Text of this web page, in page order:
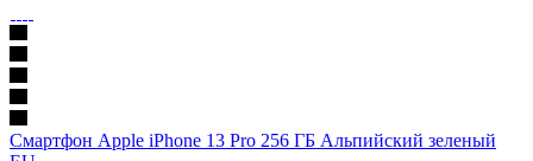
Смартфон Apple iPhone 13 Pro 256 ГБ Альпийский зеленый